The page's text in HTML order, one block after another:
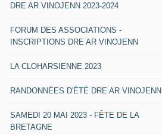
DRE AR VINOJENN 2023-2024
FORUM DES ASSOCIATIONS -
INSCRIPTIONS DRE AR VINOJENN
LA CLOHARSIENNE 2023
RANDONNÉES D'ÉTÉ DRE AR VINOJENN
SAMEDI 20 MAI 2023 - FÊTE DE LA
BRETAGNE